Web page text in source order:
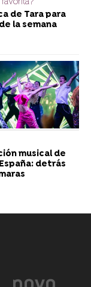
de Tara para
la semana
musical de
detrás